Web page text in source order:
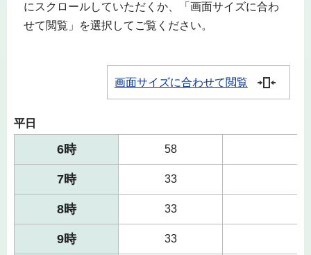
にスクロールしていただくか、「画面サイズに合わ
せて閲覧」を選択してご覧ください。
画面サイズに合わせて閲覧
平日
6時 58
7時 33
8時 33
9時 33